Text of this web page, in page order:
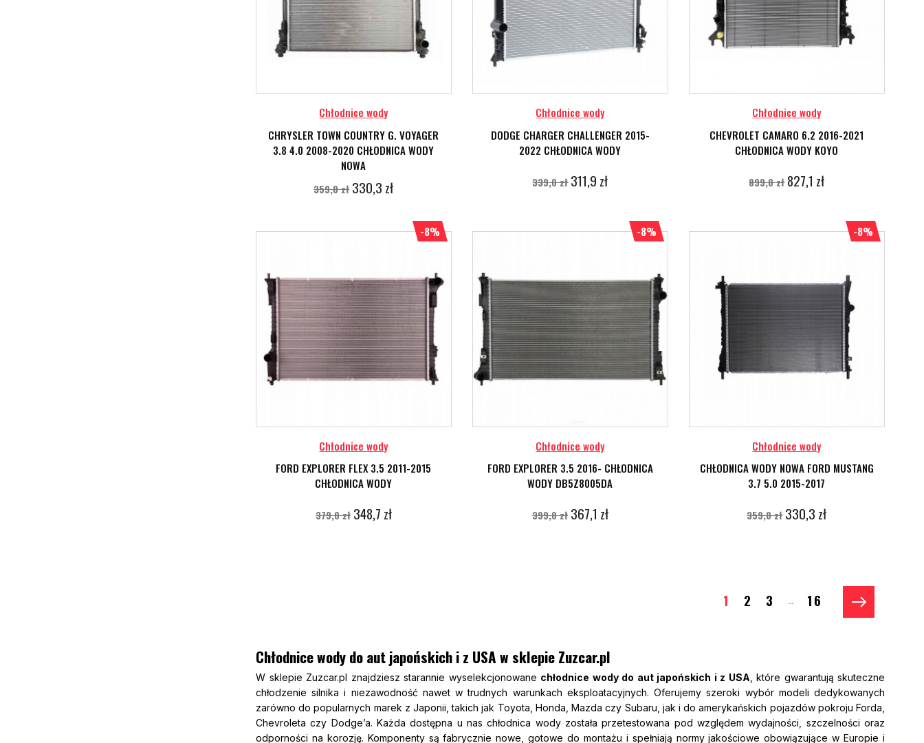
Chłodnice wody
CHRYSLER TOWN COUNTRY G. VOYAGER
3.8 4.0 2008-2020 CHŁODNICA WODY
NOWA
359,0 zł 330,3 zł
Chłodnice wody
DODGE CHARGER CHALLENGER 2015-
2022 CHŁODNICA WODY
339,0 zł 311,9 zł
Chłodnice wody
CHEVROLET CAMARO 6.2 2016-2021
CHŁODNICA WODY KOYO
899,0 zł 827,1 zł
Chłodnice wody
FORD EXPLORER FLEX 3.5 2011-2015
CHŁODNICA WODY
379,0 zł 348,7 zł
-8%
Chłodnice wody
FORD EXPLORER 3.5 2016- CHŁODNICA
WODY DB5Z8005DA
399,0 zł 367,1 zł
-8%
Chłodnice wody
CHŁODNICA WODY NOWA FORD MUSTANG
3.7 5.0 2015-2017
359,0 zł 330,3 zł
-8%
1 2 3 16
Chłodnice wody do aut japońskich i z USA w sklepie Zuzcar.pl
W sklepie Zuzcar.pl znajdziesz starannie wyselekcjonowane chłodnice wody do aut japońskich i z USA , które gwarantują skuteczne
chłodzenie silnika i niezawodność nawet w trudnych warunkach eksploatacyjnych. Oferujemy szeroki wybór modeli dedykowanych
zarówno do popularnych marek z Japonii, takich jak Toyota, Honda, Mazda czy Subaru, jak i do amerykańskich pojazdów pokroju Forda,
Chevroleta czy Dodge’a. Każda dostępna u nas chłodnica wody została przetestowana pod względem wydajności, szczelności oraz
odporności na korozję. Komponenty są fabrycznie nowe, gotowe do montażu i spełniają normy jakościowe obowiązujące w Europie i